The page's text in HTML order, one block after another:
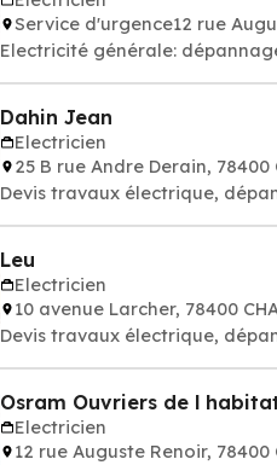
Service d'urgence12 rue
Electricité générale:
Dahin Jean
Electricien
25 B rue Andre Derain, 78400
Devis travaux électrique,
Leu
Electricien
10 avenue Larcher, 78400
Devis travaux électrique,
Osram Ouvriers de l
Electricien
12 rue Auguste Renoir, 78400